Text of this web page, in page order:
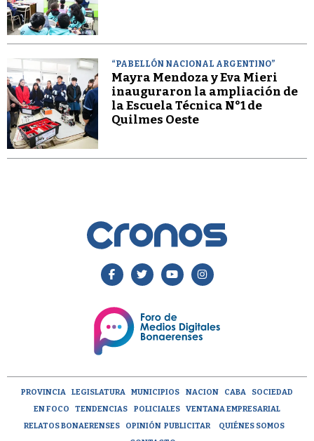
“PABELLÓN NACIONAL ARGENTINO”
Mayra Mendoza y Eva Mieri
inauguraron la ampliación de
la Escuela Técnica N°1 de
Quilmes Oeste
PROVINCIA LEGISLATURA MUNICIPIOS NACION CABA
SOCIEDAD
EN FOCO
TENDENCIAS POLICIALES
VENTANA EMPRESARIAL
RELATOS BONAERENSES
OPINIÓN PUBLICITAR
QUIÉNES SOMOS